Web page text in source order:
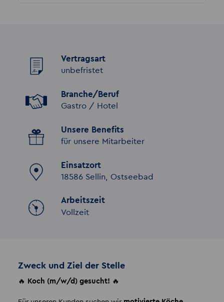
Vertragsart
unbefristet
Branche/Beruf
Gastro /­ Hotel
Unsere Benefits
für unsere Mitarbeiter
Einsatzort
18586 Sellin, Ostseebad
Arbeitszeit
Vollzeit
Zweck und Ziel der Stelle
🔥 Koch (m/w/d) gesucht! 🔥